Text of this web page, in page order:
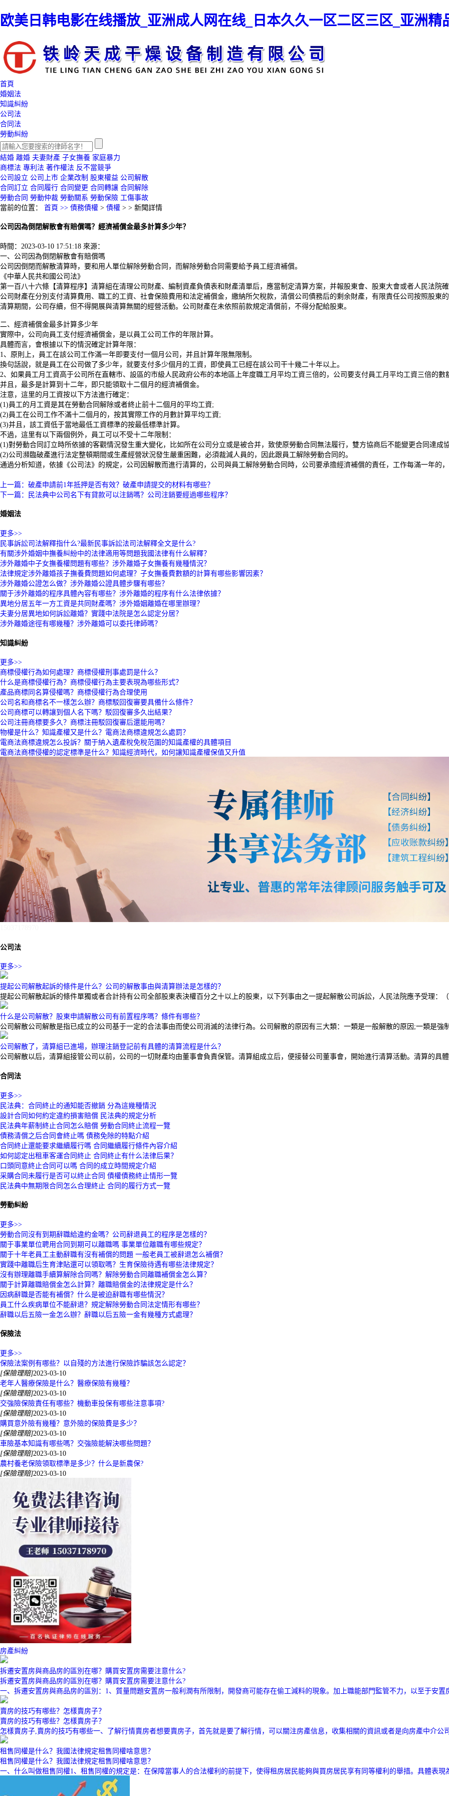
欧美日韩电影在线播放_亚洲成人网在线_日本久久一区二区三区_亚洲精
首頁
婚姻法
知識糾紛
公司法
合同法
勞動糾紛
結婚 離婚 夫妻財產 子女撫養 家庭暴力
商標法 專利法 著作權法 反不當競爭
公司設立 公司上市 企業改制 股東權益 公司解散
合同訂立 合同履行 合同變更 合同轉讓 合同解除
勞動合同 勞動仲裁 勞動關系 勞動保險 工傷事故
當前的位置：
首頁 >> 債務債權 > 債權 > > 新聞詳情
公司因為倒閉解散會有賠償嗎？經濟補償金最多計算多少年？
時間：2023-03-10 17:51:18 來源：
一、公司因為倒閉解散會有賠償嗎
公司因倒閉而解散清算時，要和用人單位解除勞動合同，而解除勞動合同需要給予員工經濟補償。
《中華人民共和國公司法》
第一百八十六條【清算程序】清算組在清理公司財產、編制資產負債表和財產清單后，應當制定清算方案，并報股東會、股東大會或者人民法院確
公司財產在分別支付清算費用、職工的工資、社會保險費用和法定補償金，繳納所欠稅款，清償公司債務后的剩余財產，有限責任公司按照股東
清算期間，公司存續，但不得開展與清算無關的經營活動。公司財產在未依照前款規定清償前，不得分配給股東。
二、經濟補償金最多計算多少年
實際中，公司向員工支付經濟補償金，是以員工公司工作的年限計算。
具體而言，會根據以下的情況確定計算年限：
1、原則上，員工在該公司工作滿一年即要支付一個月公司，并且計算年限無限制。
換句話說，就是員工在公司做了多少年，就要支付多少個月的工資，即使員工已經在該公司干十幾二十年以上。
2、如果員工月工資高于公司所在直轄市、設區的市級人民政府公布的本地區上年度職工月平均工資三倍的，公司要支付員工月平均工資三倍的數
并且，最多是計算到十二年，即只能領取十二個月的經濟補償金。
注意，這里的月工資按以下方法進行確定：
(1)員工的月工資是其在勞動合同解除或者終止前十二個月的平均工資;
(2)員工在公司工作不滿十二個月的，按其實際工作的月數計算平均工資;
(3)并且，該工資低于當地最低工資標準的按最低標準計算。
不過，這里有以下兩個例外，員工可以不受十二年限制：
(1)對勞動合同訂立時所依據的客觀情況發生重大變化，比如所在公司分立或是被合并，致使原勞動合同無法履行，雙方協商后不能變更合同達成
(2)公司瀕臨破產進行法定整頓期間或生產經營狀況發生嚴重困難，必須裁減人員的，因此跟員工解除勞動合同的。
通過分析知道，依據《公司法》的規定，公司因解散而進行清算的，公司與員工解除勞動合同時，公司要承擔經濟補償的責任，工作每滿一年的，
上一篇：破產申請前1年抵押是否有效？破產申請提交的材料有哪些？
下一篇：民法典中公司名下有貸款可以注銷嗎？公司注銷要經過哪些程序？
婚姻法
更多>>
民事訴訟司法解釋指什么?最新民事訴訟法司法解釋全文是什么?
有關涉外婚姻中撫養糾紛中的法律適用等問題我國法律有什么解釋？
涉外離婚中子女撫養權問題有哪些？涉外離婚子女撫養有幾種情況？
法律規定涉外離婚孩子撫養費問題如何處理？子女撫養費數額的計算有哪些影響因素？
涉外離婚公證怎么做？涉外離婚公證具體步驟有哪些？
關于涉外離婚的程序具體內容有哪些？涉外離婚的程序有什么法律依據？
異地分居五年一方工資是共同財產嗎？涉外婚姻離婚在哪里辦理？
夫妻分居異地如何訴訟離婚？實踐中法院是怎么認定分居？
涉外離婚途徑有哪幾種？涉外離婚可以委托律師嗎？
知識糾紛
更多>>
商標侵權行為如何處理？商標侵權刑事處罰是什么？
什么是商標侵權行為？商標侵權行為主要表現為哪些形式？
產品商標同名算侵權嗎？商標侵權行為合理使用
公司名和商標名不一樣怎么辦？商標駁回復審要具備什么條件？
公司商標可以轉讓到個人名下嗎？駁回復審多久出結果？
公司注冊商標要多久？商標注冊駁回復審后還能用嗎？
物權是什么？知識產權又是什么？電商法商標違規怎么處罰？
電商法商標違規怎么投訴？關于納入遺產稅免稅范圍的知識產權的具體項目
電商法商標侵權的認定標準是什么？知識經濟時代，如何讓知識產權保值又升值
公司法
更多>>
提起公司解散起訴的條件是什么？公司的解散事由與清算辦法是怎樣的？
提起公司解散起訴的條件單獨或者合計持有公司全部股東表決權百分之十以上的股東，以下列事由之一提起解散公司訴訟，人民法院應予受理：
什么是公司解散？股東申請解散公司有前置程序嗎？條件有哪些？
公司解散公司解散是指已成立的公司基于一定的合法事由而使公司消滅的法律行為。公司解散的原因有三大類：一類是一般解散的原因;一類是強制
公司解散了，清算組已進場，辦理注銷登記前有具體的清算流程是什么？
公司解散以后，清算組接管公司以前，公司的一切財產均由董事會負責保管。清算組成立后，便接替公司董事會，開始進行清算活動。清算的具
合同法
更多>>
民法典：合同終止的通知能否撤銷 分為這幾種情況
設計合同如何約定違約損害賠償 民法典的規定分析
民法典年薪制終止合同怎么賠償 勞動合同終止流程一覽
債務清償之后合同會終止嗎 債務免除的特點介紹
合同終止還能要求繼續履行嗎 合同繼續履行條件內容介紹
如何認定出租車客運合同終止 合同終止有什么法律后果？
口頭同意終止合同可以嗎 合同的成立時間規定介紹
采購合同未履行是否可以終止合同 債權債務終止情形一覽
民法典中無期限合同怎么合理終止 合同的履行方式一覽
勞動糾紛
更多>>
勞動合同沒有到期辭職給違約金嗎？公司辭退員工的程序是怎樣的？
關于事業單位聘用合同到期可以離職嗎 事業單位離職有哪些規定？
關于十年老員工主動辭職有沒有補償的問題 一般老員工被辭退怎么補償？
實踐中離職后生育津貼還可以領取嗎？生育保險待遇有哪些法律規定？
沒有辦理離職手續算解除合同嗎？解除勞動合同離職補償金怎么算？
關于計算離職賠償金怎么計算？離職賠償金的法律規定是什么？
因病辭職是否能有補償？什么是被迫辭職有哪些情況？
員工什么疾病單位不能辭退？規定解除勞動合同法定情形有哪些？
辭職以后五險一金怎么辦？辭職以后五險一金有幾種方式處理？
保險法
更多>>
保險法案例有哪些？以自殘的方法進行保險詐騙該怎么認定？
[保險理賠]2023-03-10
老年人醫療保險是什么？醫療保險有幾種？
[保險理賠]2023-03-10
交強險保險責任有哪些？機動車投保有哪些注意事項?
[保險理賠]2023-03-10
購買意外險有幾種？意外險的保險費是多少？
[保險理賠]2023-03-10
車險基本知識有哪些嗎？交強險能解決哪些問題？
[保險理賠]2023-03-10
農村養老保險領取標準是多少？什么是新農保?
[保險理賠]2023-03-10
房產糾紛
拆遷安置房與商品房的區別在哪？購買安置房需要注意什么?
拆遷安置房與商品房的區別在哪？購買安置房需要注意什么?
一、拆遷安置房與商品房的區別：1、質量問題安置房一般利潤有所限制，開發商可能存在偷工減料的現象。加上職能部門監管不力，以至于安置
賣房的技巧有哪些？怎樣賣房子？
賣房的技巧有哪些？怎樣賣房子？
怎樣賣房子,賣房的技巧有哪些一、了解行情賣房者想要賣房子，首先就是要了解行情，可以關注房產信息，收集相關的資訊或者是向房產中介公司
租售同權是什么？我國法律規定租售同權啥意思？
租售同權是什么？我國法律規定租售同權啥意思？
一、什么叫做租售同權1、租售同權的規定是：在保障當事人的合法權利的前提下，使得租房居民能夠與買房居民享有同等權利的舉措。具體表現